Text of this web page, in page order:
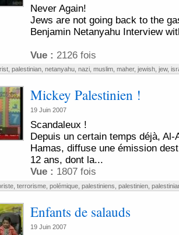
Never Again!
Jews are not going back to the
Benjamin Netanyahu Interview
Vue : 2126 fois
, palestinian, netanyahu, nazi, muslim, maher, jewish, jew,
Mickey Palestinien !
19 Juin 2007
Scandaleux !
Depuis un certain temps déjà, Al-
Hamas, diffuse une émission
12 ans, dont la...
Vue : 1807 fois
, terrorisme, polémique, palestiniens palestinien,
Enfants de salauds
19 Juin 2007